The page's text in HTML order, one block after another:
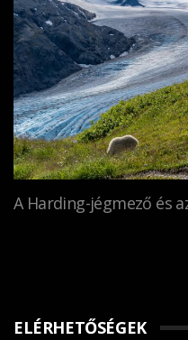
A Harding-jégmező és
ELÉRHETŐSÉGEK